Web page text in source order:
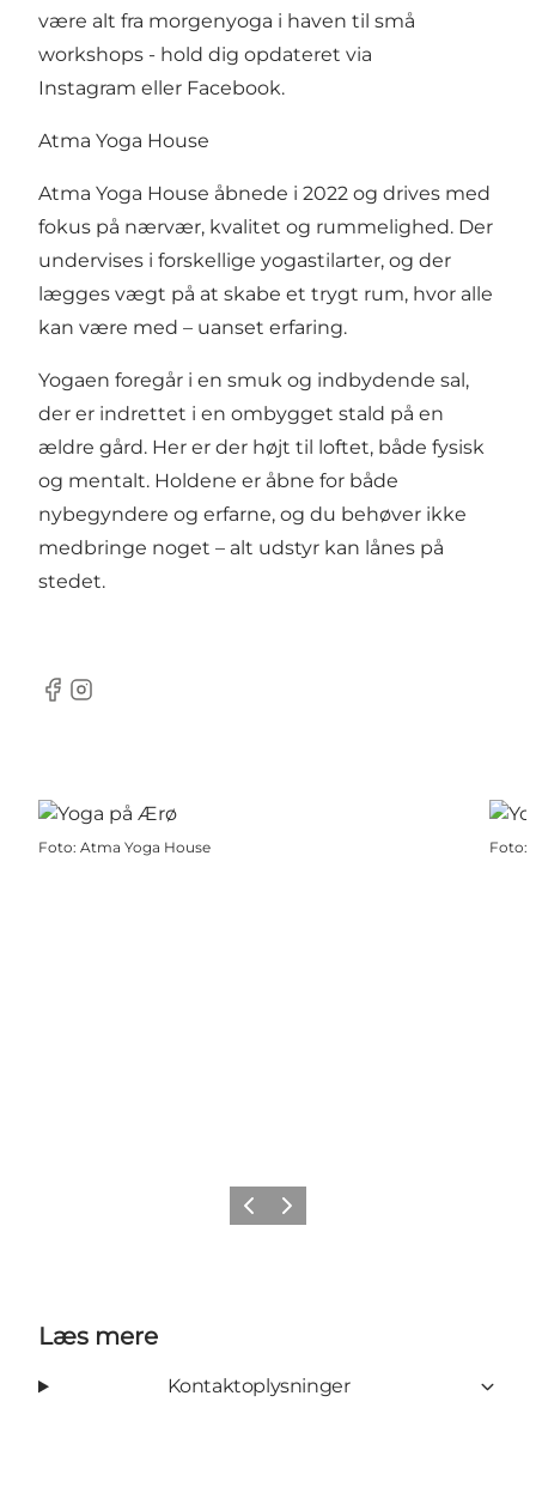
være alt fra morgenyoga i haven til små
workshops - hold dig opdateret via
Instagram eller Facebook.
Atma Yoga House
Atma Yoga House åbnede i 2022 og drives med
fokus på nærvær, kvalitet og rummelighed. Der
undervises i forskellige yogastilarter, og der
lægges vægt på at skabe et trygt rum, hvor alle
kan være med – uanset erfaring.
Yogaen foregår i en smuk og indbydende sal,
der er indrettet i en ombygget stald på en
ældre gård. Her er der højt til loftet, både fysisk
og mentalt. Holdene er åbne for både
nybegyndere og erfarne, og du behøver ikke
medbringe noget – alt udstyr kan lånes på
stedet.
Facebook
Instagram
Foto: Atma Yoga House Foto:
ForrigeNæste
Læs mere
Kontaktoplysninger